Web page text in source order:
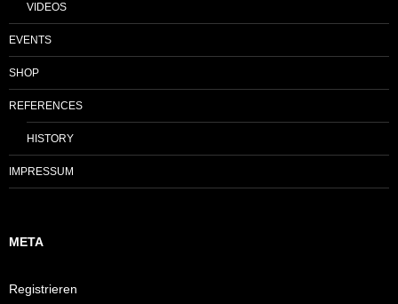
VIDEOS
EVENTS
SHOP
REFERENCES
HISTORY
IMPRESSUM
META
Registrieren